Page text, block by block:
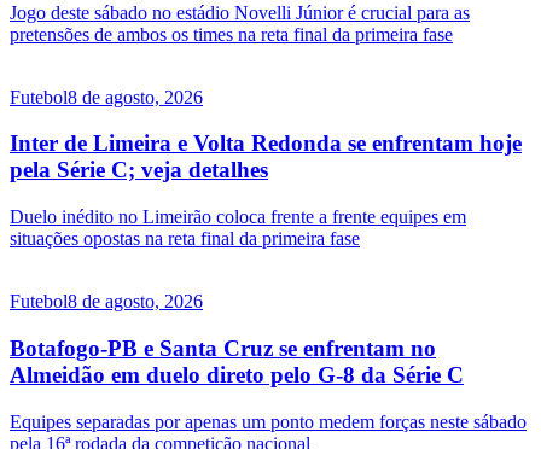
Jogo deste sábado no estádio Novelli Júnior é crucial para as
pretensões de ambos os times na reta final da primeira fase
Futebol8 de agosto, 2026
Inter de Limeira e Volta Redonda se enfrentam hoje
pela Série C; veja detalhes
Duelo inédito no Limeirão coloca frente a frente equipes em
situações opostas na reta final da primeira fase
Futebol8 de agosto, 2026
Botafogo-PB e Santa Cruz se enfrentam no
Almeidão em duelo direto pelo G-8 da Série C
Equipes separadas por apenas um ponto medem forças neste sábado
pela 16ª rodada da competição nacional